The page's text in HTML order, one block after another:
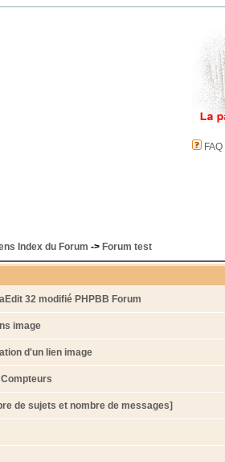
FAQ
Index du Forum -> Forum test
32 modifié PHPBB Forum
image
d'un lien image
de sujets et nombre de messages]